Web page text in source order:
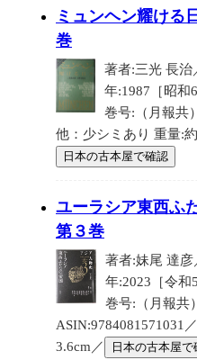
ミュンヘン耀ける
巻
著者:三光 長治
年:1987［昭和
巻号:（月報共
他：少シミあり 重量:
日本の古本屋で確認
ユーラシア東西ふ
第３巻
著者:妹尾 達
年:2023［令和
巻号:（月報共
ASIN:9784081571031
3.6cm／
日本の古本屋で